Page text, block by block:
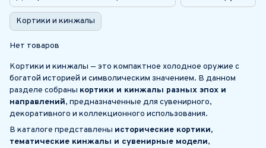
Кортики и кинжалы
Нет товаров
Кортики и кинжалы — это компактное холодное оружие с
богатой историей и символическим значением. В данном
разделе собраны кортики и кинжалы разных эпох и
направлений, предназначенные для сувенирного,
декоративного и коллекционного использования.
В каталоге представлены исторические кортики,
тематические кинжалы и сувенирные модели,